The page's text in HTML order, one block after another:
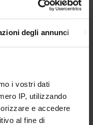
degli annunci
i vostri dati
IP, utilizzando
e accedere
al fine di
schemes.
policies on individual
principles is
students are invited
provided in the